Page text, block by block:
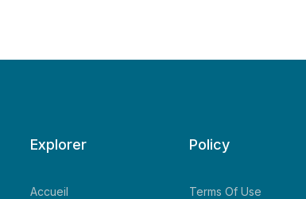
Explorer
Accueil
Policy
Terms Of Use